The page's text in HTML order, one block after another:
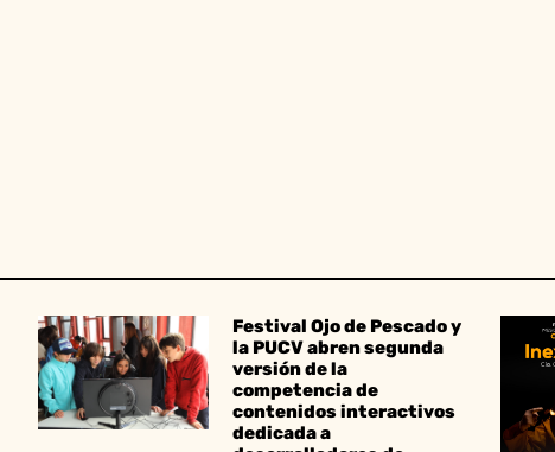
Festival Ojo de Pescado y
la PUCV abren segunda
versión de la
competencia de
contenidos interactivos
dedicada a